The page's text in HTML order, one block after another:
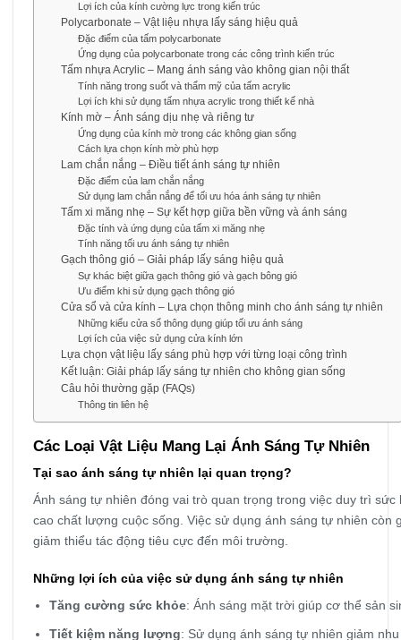
Lợi ích của kính cường lực trong kiến trúc
Polycarbonate – Vật liệu nhựa lấy sáng hiệu quả
Đặc điểm của tấm polycarbonate
Ứng dụng của polycarbonate trong các công trình kiến trúc
Tấm nhựa Acrylic – Mang ánh sáng vào không gian nội thất
Tính năng trong suốt và thẩm mỹ của tấm acrylic
Lợi ích khi sử dụng tấm nhựa acrylic trong thiết kế nhà
Kính mờ – Ánh sáng dịu nhẹ và riêng tư
Ứng dụng của kính mờ trong các không gian sống
Cách lựa chọn kính mờ phù hợp
Lam chắn nắng – Điều tiết ánh sáng tự nhiên
Đặc điểm của lam chắn nắng
Sử dụng lam chắn nắng để tối ưu hóa ánh sáng tự nhiên
Tấm xi măng nhẹ – Sự kết hợp giữa bền vững và ánh sáng
Đặc tính và ứng dụng của tấm xi măng nhẹ
Tính năng tối ưu ánh sáng tự nhiên
Gạch thông gió – Giải pháp lấy sáng hiệu quả
Sự khác biệt giữa gạch thông gió và gạch bông gió
Ưu điểm khi sử dụng gạch thông gió
Cửa sổ và cửa kính – Lựa chọn thông minh cho ánh sáng tự nhiên
Những kiểu cửa sổ thông dụng giúp tối ưu ánh sáng
Lợi ích của việc sử dụng cửa kính lớn
Lựa chọn vật liệu lấy sáng phù hợp với từng loại công trình
Kết luận: Giải pháp lấy sáng tự nhiên cho không gian sống
Câu hỏi thường gặp (FAQs)
Thông tin liên hệ
Các Loại Vật Liệu Mang Lại Ánh Sáng Tự Nhiên
Tại sao ánh sáng tự nhiên lại quan trọng?
Ánh sáng tự nhiên đóng vai trò quan trọng trong việc duy trì
cao chất lượng cuộc sống. Việc sử dụng ánh sáng tự nhiên
giảm thiểu tác động tiêu cực đến môi trường.
Những lợi ích của việc sử dụng ánh sáng tự nhiên
Tăng cường sức khỏe: Ánh sáng mặt trời giúp cơ thể sản
Tiết kiệm năng lượng: Sử dụng ánh sáng tự nhiên giảm